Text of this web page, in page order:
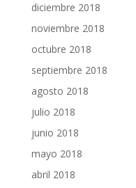
diciembre 2018
noviembre 2018
octubre 2018
septiembre 2018
agosto 2018
julio 2018
junio 2018
mayo 2018
abril 2018